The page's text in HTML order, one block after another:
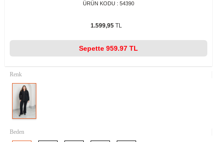
ÜRÜN KODU : 54390
1.599,95TL
Sepette 959.97 TL
Renk
Beden